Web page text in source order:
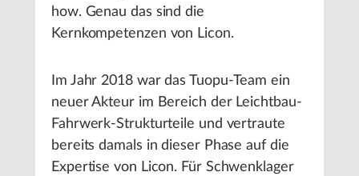
how. Genau das sind die
Kernkompetenzen von Licon.
Im Jahr 2018 war das Tuopu-Team ein
neuer Akteur im Bereich der Leichtbau-
Fahrwerk-Strukturteile und vertraute
bereits damals in dieser Phase auf die
Expertise von Licon. Für Schwenklager